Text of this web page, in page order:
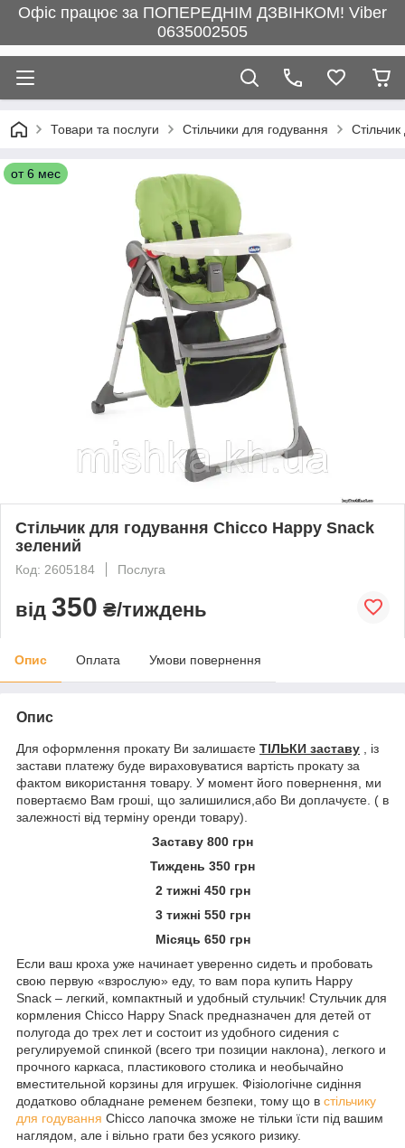
Офіс працює за ПОПЕРЕДНІМ ДЗВІНКОМ! Viber
0635002505
Товари та послуги Стільчики для годування
от 6 мес
Стільчик для годування Chicco Happy Snack
зелений
Код: 2605184 Послуга
від 350 ₴/тиждень
Опис Оплата Умови повернення
Опис
Для оформлення прокату Ви залишаєте ТІЛЬКИ заставу , із
застави платежу буде вираховуватися вартість прокату за
фактом використання товару. У момент його повернення, ми
повертаємо Вам гроші, що залишилися,або Ви доплачуєте. ( в
залежності від терміну оренди товару).
Заставу 800 грн
Тиждень 350 грн
2 тижні 450 грн
3 тижні 550 грн
Місяць 650 грн
Если ваш кроха уже начинает уверенно сидеть и пробовать
свою первую «взрослую» еду, то вам пора купить Happy
Snack – легкий, компактный и удобный стульчик! Стульчик для
кормления Chicco Happy Snack предназначен для детей от
полугода до трех лет и состоит из удобного сидения с
регулируемой спинкой (всего три позиции наклона), легкого и
прочного каркаса, пластикового столика и необычайно
вместительной корзины для игрушек. Фізіологічне сидіння
додатково обладнане ременем безпеки, тому що в стільчику
для годування Chicco лапочка зможе не тільки їсти під вашим
наглядом, але і вільно грати без усякого ризику.